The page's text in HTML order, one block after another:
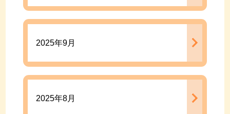
2025年9月
2025年8月